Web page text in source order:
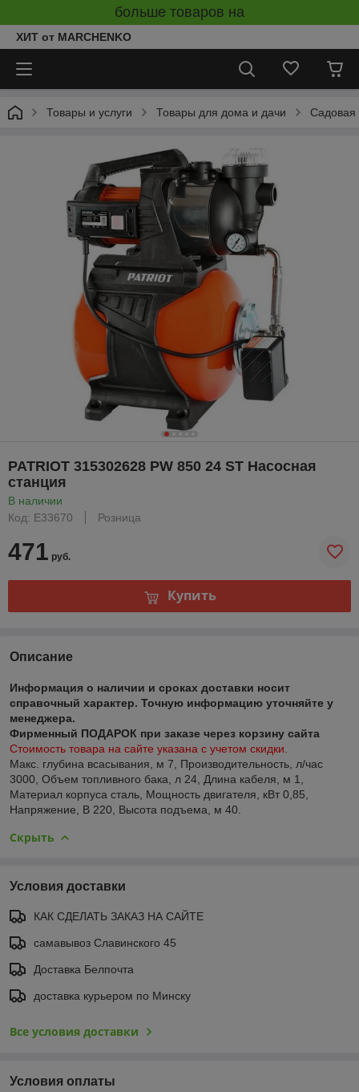
больше товаров на
ХИТ от MARCHENKO
Товары и услуги Товары для дома и дачи Садовая
PATRIOT 315302628 PW 850 24 ST Насосная
станция
В наличии
Код: Е33670
Розница
471 руб.
Купить
Описание
Информация о наличии и сроках доставки носит
справочный характер. Точную информацию уточняйте у
менеджера.
Фирменный ПОДАРОК при заказе через корзину сайта
Стоимость товара на сайте указана с учетом скидки.
Макс. глубина всасывания, м 7, Производительность, л/час
3000, Объем топливного бака, л 24, Длина кабеля, м 1,
Материал корпуса сталь, Мощность двигателя, кВт 0,85,
Напряжение, В 220, Высота подъема, м 40.
Скрыть
Условия доставки
КАК СДЕЛАТЬ ЗАКАЗ НА САЙТЕ
самавывоз Славинского 45
Доставка Белпочта
доставка курьером по Минску
Все условия доставки
Условия оплаты